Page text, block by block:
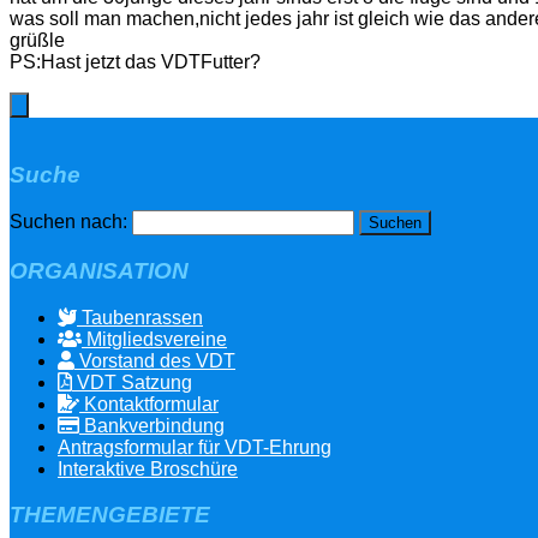
was soll man machen,nicht jedes jahr ist gleich wie das
grüßle
PS:Hast jetzt das VDTFutter?
Suche
Suchen nach:
ORGANISATION
Taubenrassen
Mitgliedsvereine
Vorstand des VDT
VDT Satzung
Kontaktformular
Bankverbindung
Antragsformular für VDT-Ehrung
Interaktive Broschüre
THEMENGEBIETE